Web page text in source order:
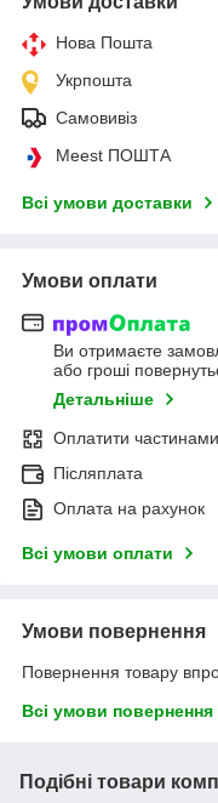
Нова Пошта
Укрпошта
Самовивіз
Meest ПОШТА
Всі умови доставки
Умови оплати
Ви отримаєте
або гроші
Детальніше
Оплатити частинами
Післяплата
Оплата на рахунок
Всі умови оплати
Умови повернення
Повернення товару
Всі умови повернення
Подібні товари